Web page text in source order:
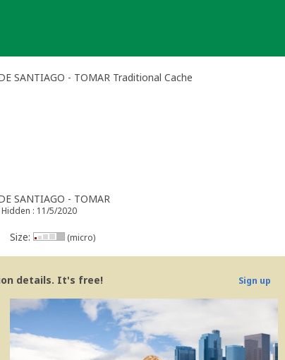
SANTIAGO - TOMAR Traditional Cache
SANTIAGO - TOMAR
Hidden : 11/5/2020
Size: (micro)
details. It's free! Sign up